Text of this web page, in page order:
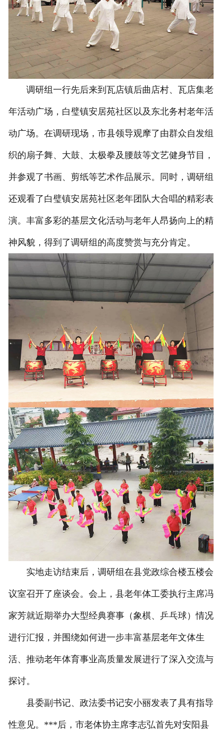
调研组一行先后来到瓦店镇后曲店村、瓦店集老
年活动广场，白璧镇安居苑社区以及东北务村老年活
动广场。在调研现场，市县领导观摩了由群众自发组
织的扇子舞、大鼓、太极拳及腰鼓等文艺健身节目，
并参观了书画、剪纸等艺术作品展示。同时，调研组
还观看了白璧镇安居苑社区老年团队大合唱的精彩表
演。丰富多彩的基层文化活动与老年人昂扬向上的精
神风貌，得到了调研组的高度赞赏与充分肯定。
实地走访结束后，调研组在县党政综合楼五楼会
议室召开了座谈会。会上，县老年体工委执行主席冯
家芳就近期举办大型经典赛事（象棋、乒乓球）情况
进行汇报，并围绕如何进一步丰富基层老年文体生
活、推动老年体育事业高质量发展进行了深入交流与
探讨。
县委副书记、政法委书记安小丽发表了具有指导
性意见。***后，市老体协主席李志弘首先对安阳县